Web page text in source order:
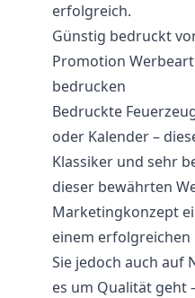
erfolgreich.
Günstig bedruckt
Promotion
bedrucken
Bedruckte
oder Kalender –
Klassiker und sehr
dieser bewährten
Marketingkonzept
einem erfolgreichen
Sie jedoch auch auf
es um Qualität geht